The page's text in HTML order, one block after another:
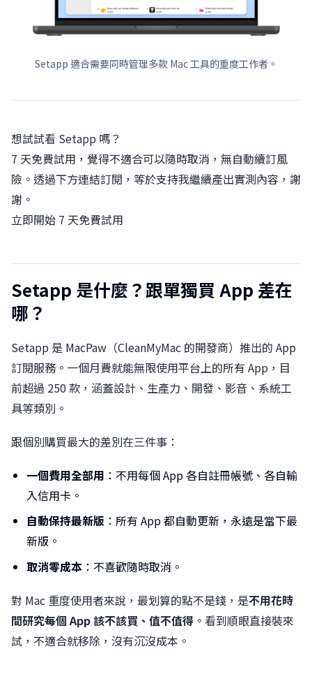
Setapp 適合需要同時管理多款 Mac 工具的重度工作者。
想試試看 Setapp 嗎？
7 天免費試用，覺得不適合可以隨時取消，無自動續訂風
險。透過下方連結訂閱，等於支持我繼續產出實測內容，謝
謝。
立即開始 7 天免費試用
Setapp 是什麼？跟單獨買 App 差在
哪？
Setapp 是 MacPaw（CleanMyMac 的開發商）推出的 App
訂閱服務。一個月費就能無限使用平台上的所有 App，目
前超過 250 款，涵蓋設計、生產力、開發、影音、系統工
具等類別。
跟個別購買最大的差別在三件事：
一個費用全部用 ：不用每個 App 各自註冊帳號、各自輸
入信用卡。
自動保持最新版 ：所有 App 都自動更新，永遠是當下最
新版。
取消零成本 ：不喜歡隨時取消。
對 Mac 重度使用者來說，最划算的點不是錢，是不用花時
間研究每個 App 該不該買、值不值得 。看到順眼直接裝來
試，不適合就移除，沒有沉沒成本。